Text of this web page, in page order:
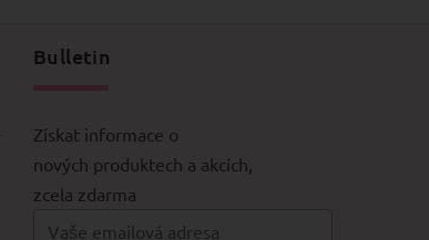
Bulletin
Získat informace o
nových produktech a akcích,
zcela zdarma